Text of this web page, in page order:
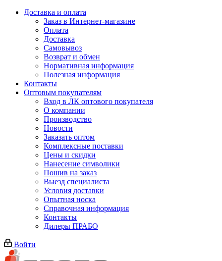
Доставка и оплата
Заказ в Интернет-магазине
Оплата
Доставка
Самовывоз
Возврат и обмен
Нормативная информация
Полезная информация
Контакты
Оптовым покупателям
Вход в ЛК оптового покупателя
О компании
Производство
Новости
Заказать оптом
Комплексные поставки
Цены и скидки
Нанесение символики
Пошив на заказ
Выезд специалиста
Условия доставки
Опытная носка
Справочная информация
Контакты
Дилеры ПРАБО
Войти